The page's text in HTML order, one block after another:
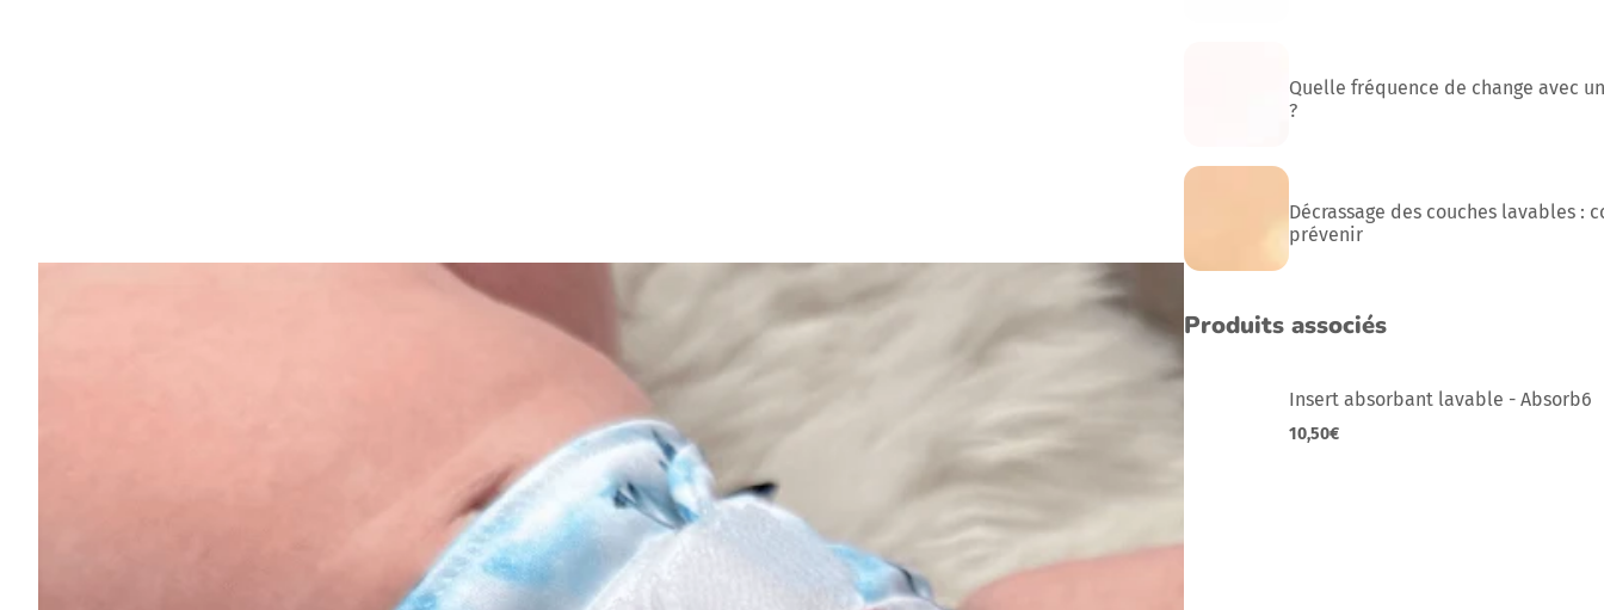
Quelle fréquence de change avec
?
Décrassage des couches lavables :
prévenir
Produits associés
Insert absorbant lavable - Absorb6
Prix
10,50€